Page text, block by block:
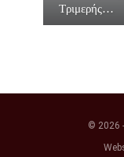
Τριμερής…
© 2026